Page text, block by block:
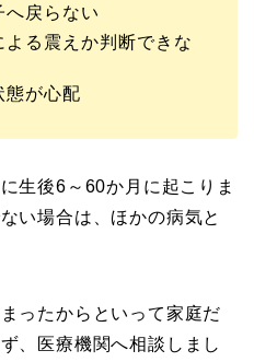
へ戻らない
る震えか判断できな
態が心配
生後6～60か月に起こりま
い場合は、ほかの病気と
ったからといって家庭だ
、医療機関へ相談しまし